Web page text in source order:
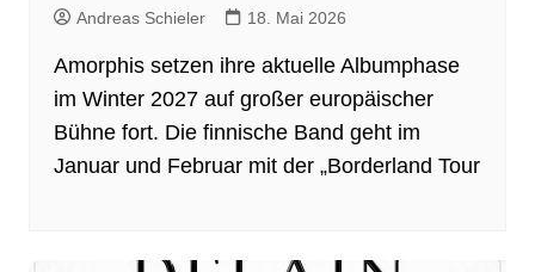
Andreas Schieler 18. Mai 2026
Amorphis setzen ihre aktuelle Albumphase
im Winter 2027 auf großer europäischer
Bühne fort. Die finnische Band geht im
Januar und Februar mit der „Borderland Tour